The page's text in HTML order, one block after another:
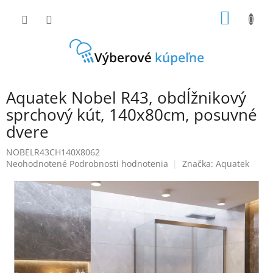
Aquatek Nobel R43, obdĺžnikový
sprchový kút, 140x80cm, posuvné
dvere
NOBELR43CH140X8062
Priemerné
produktu
0,0
hviezdičiek.
Neohodnotené Podrobnosti hodnotenia Značka: Aquatek